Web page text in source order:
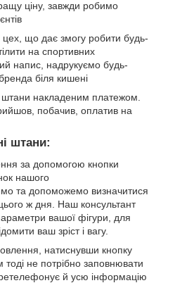
ціну, завжди робимо
цех, що дає змогу робити будь-
на спортивних
напис, надрукуємо будь-
біля кишені
накладеним платежом.
побачив, оплатив на
штани:
за допомогою кнопки
нашого
та допоможемо визначитися
ж дня. Наш консультант
вашої фігури, для
ваш зріст і вагу.
натиснувши кнопку
не потрібно заповнювати
й усю інформацію